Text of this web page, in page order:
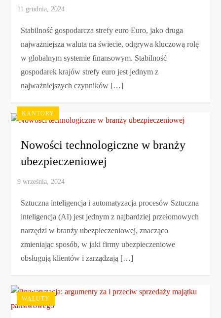
Stabilność gospodarcza strefy euro Euro, jako druga
najważniejsza waluta na świecie, odgrywa kluczową rolę
w globalnym systemie finansowym. Stabilność
gospodarek krajów strefy euro jest jednym z
najważniejszych czynników […]
KANTORY
Nowości technologiczne w branży
ubezpieczeniowej
Sztuczna inteligencja i automatyzacja procesów Sztuczna
inteligencja (AI) jest jednym z najbardziej przełomowych
narzędzi w branży ubezpieczeniowej, znacząco
zmieniając sposób, w jaki firmy ubezpieczeniowe
obsługują klientów i zarządzają […]
WALUTY